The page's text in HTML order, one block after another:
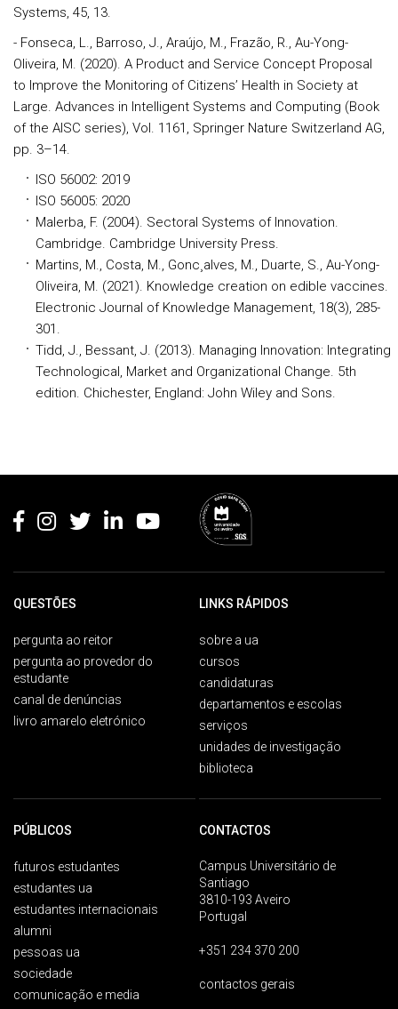
Systems, 45, 13.
- Fonseca, L., Barroso, J., Araújo, M., Frazão, R., Au-Yong-
Oliveira, M. (2020). A Product and Service Concept Proposal
to Improve the Monitoring of Citizens’ Health in Society at
Large. Advances in Intelligent Systems and Computing (Book
of the AISC series), Vol. 1161, Springer Nature Switzerland AG,
pp. 3–14.
ISO 56002: 2019
ISO 56005: 2020
Malerba, F. (2004). Sectoral Systems of Innovation.
Cambridge. Cambridge University Press.
Martins, M., Costa, M., Gonc¸alves, M., Duarte, S., Au-Yong-
Oliveira, M. (2021). Knowledge creation on edible vaccines.
Electronic Journal of Knowledge Management, 18(3), 285-
301.
Tidd, J., Bessant, J. (2013). Managing Innovation: Integrating
Technological, Market and Organizational Change. 5th
edition. Chichester, England: John Wiley and Sons.
QUESTÕES
pergunta ao reitor
pergunta ao provedor do
estudante
canal de denúncias
livro amarelo eletrónico
LINKS RÁPIDOS
sobre a ua
cursos
candidaturas
departamentos e escolas
serviços
unidades de investigação
biblioteca
PÚBLICOS
futuros estudantes
estudantes ua
estudantes internacionais
alumni
pessoas ua
sociedade
comunicação e media
CONTACTOS
Campus Universitário de
Santiago
3810-193 Aveiro
Portugal
+351 234 370 200
contactos gerais